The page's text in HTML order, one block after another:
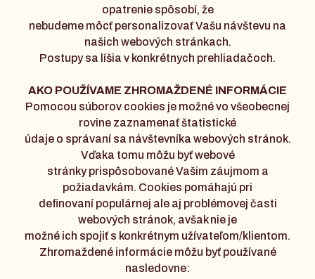
opatrenie spôsobí, že
nebudeme môcť personalizovať Vašu návštevu na
našich webových stránkach.
Postupy sa líšia v konkrétnych prehliadačoch.
AKO POUŽÍVAME ZHROMAŽDENÉ INFORMÁCIE
Pomocou súborov cookies je možné vo všeobecnej
rovine zaznamenať štatistické
údaje o správaní sa návštevníka webových stránok.
Vďaka tomu môžu byť webové
stránky prispôsobované Vašim záujmom a
požiadavkám. Cookies pomáhajú pri
definovaní populárnej ale aj problémovej časti
webových stránok, avšak nie je
možné ich spojiť s konkrétnym užívateľom/klientom.
Zhromaždené informácie môžu byť používané
nasledovne: